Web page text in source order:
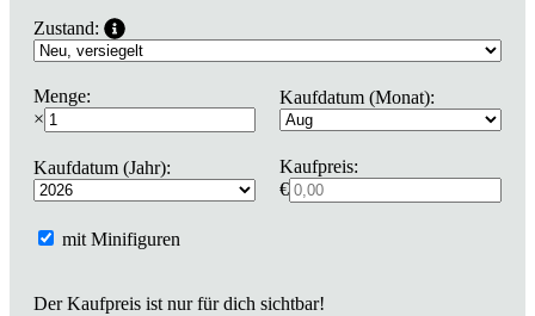
Zustand:
Menge:
×
Kaufdatum (Monat):
Kaufdatum (Jahr):
Kaufpreis:
€
mit Minifiguren
Der Kaufpreis ist nur für dich sichtbar!